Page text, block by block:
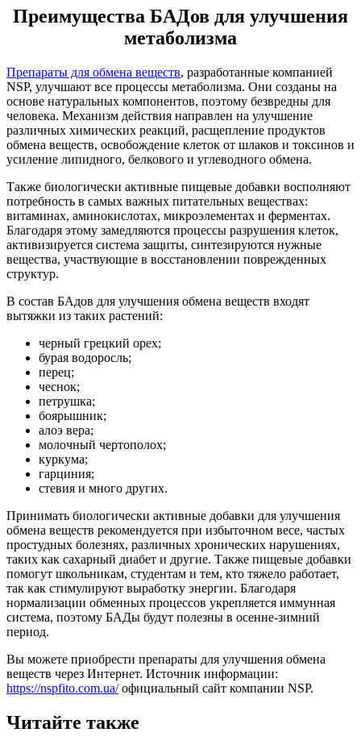
Преимущества БАДов для улучшения
метаболизма
Препараты для обмена веществ, разработанные компанией
NSP, улучшают все процессы метаболизма. Они созданы на
основе натуральных компонентов, поэтому безвредны для
человека. Механизм действия направлен на улучшение
различных химических реакций, расщепление продуктов
обмена веществ, освобождение клеток от шлаков и токсинов и
усиление липидного, белкового и углеводного обмена.
Также биологически активные пищевые добавки восполняют
потребность в самых важных питательных веществах:
витаминах, аминокислотах, микроэлементах и ферментах.
Благодаря этому замедляются процессы разрушения клеток,
активизируется система защиты, синтезируются нужные
вещества, участвующие в восстановлении поврежденных
структур.
В состав БАдов для улучшения обмена веществ входят
вытяжки из таких растений:
черный грецкий орех;
бурая водоросль;
перец;
чеснок;
петрушка;
боярышник;
алоэ вера;
молочный чертополох;
куркума;
гарциния;
стевия и много других.
Принимать биологически активные добавки для улучшения
обмена веществ рекомендуется при избыточном весе, частых
простудных болезнях, различных хронических нарушениях,
таких как сахарный диабет и другие. Также пищевые добавки
помогут школьникам, студентам и тем, кто тяжело работает,
так как стимулируют выработку энергии. Благодаря
нормализации обменных процессов укрепляется иммунная
система, поэтому БАДы будут полезны в осенне-зимний
период.
Вы можете приобрести препараты для улучшения обмена
веществ через Интернет. Источник информации:
https://nspfito.com.ua/официальный сайт компании NSP.
Читайте также